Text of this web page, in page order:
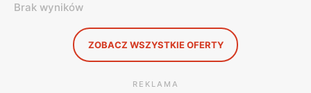
Brak wyników
ZOBACZ WSZYSTKIE OFERTY
REKLAMA